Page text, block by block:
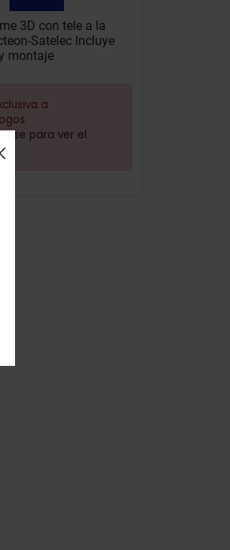
3D con tele a la
Satelec Incluye
montaje
a
para ver el